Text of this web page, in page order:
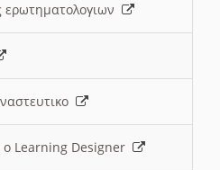
ερωτηματολογιων
ο Learning Designer